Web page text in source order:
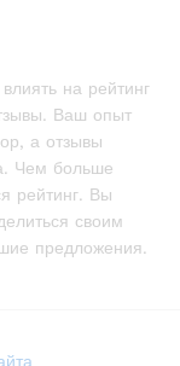
на рейтинг
Ваш опыт
а отзывы
Чем больше
рейтинг. Вы
своим
предложения.